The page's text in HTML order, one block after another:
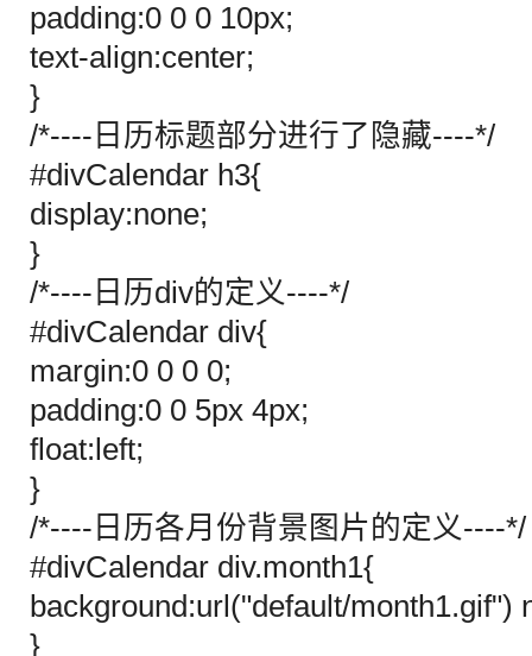
padding:0 0 0 10px;
text-align:center;
}
/*----日历标题部分进行了隐藏----*/
#divCalendar h3{
display:none;
}
/*----日历div的定义----*/
#divCalendar div{
margin:0 0 0 0;
padding:0 0 5px 4px;
float:left;
}
/*----日历各月份背景图片的定义----*/
#divCalendar div.month1{
background:url("default/month1.gif")
}